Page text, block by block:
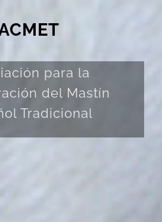
para la
del Mastín
Tradicional